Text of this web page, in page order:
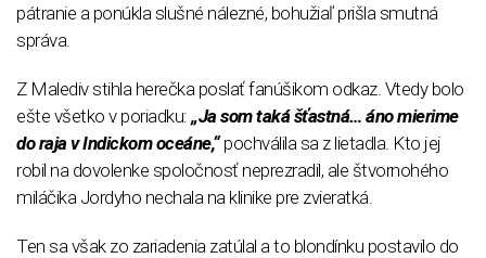
pátranie a ponúkla slušné nálezné, bohužiaľ prišla smutná
správa.
Z Malediv stihla herečka poslať fanúšikom odkaz. Vtedy bolo
ešte všetko v poriadku: „Ja som taká šťastná… áno mierime
do raja v Indickom oceáne,“pochválila sa z lietadla. Kto jej
robil na dovolenke spoločnosť neprezradil, ale štvornohého
miláčika Jordyho nechala na klinike pre zvieratká.
Ten sa však zo zariadenia zatúlal a to blondínku postavilo do